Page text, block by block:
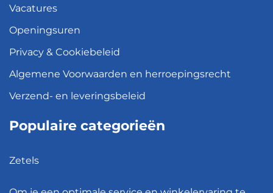
Vacatures
Openingsuren
Privacy & Cookiebeleid
Algemene Voorwaarden en herroepingsrecht
Verzend- en leveringsbeleid
Populaire categorieën
Zetels